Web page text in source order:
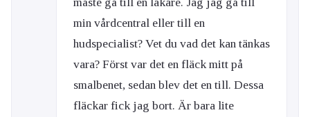
min vårdcentral eller till en
hudspecialist? Vet du vad det kan tänkas
vara? Först var det en fläck mitt på
smalbenet, sedan blev det en till. Dessa
fläckar fick jag bort. Är bara lite